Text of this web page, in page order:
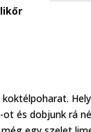
és dobjunk rá